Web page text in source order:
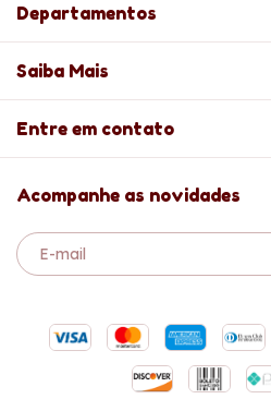
Departamentos
Saiba Mais
Entre em contato
Acompanhe as novidades